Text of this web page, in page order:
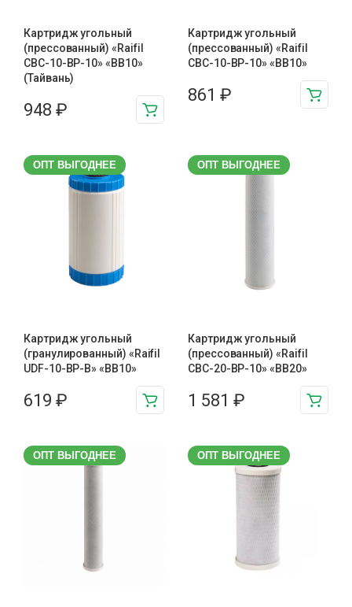
Картридж угольный
(прессованный) «Raifil
CBC-10-BP-10» «BB10»
(Тайвань)
948 ₽
Картридж угольный
(прессованный) «Raifil
CBC-10-BP-10» «BB10»
861 ₽
ОПТ ВЫГОДНЕЕ
Картридж угольный
(гранулированный) «Raifil
UDF-10-BP-B» «BB10»
619 ₽
ОПТ ВЫГОДНЕЕ
Картридж угольный
(прессованный) «Raifil
CBC-20-BP-10» «BB20»
1 581 ₽
ОПТ ВЫГОДНЕЕ ОПТ ВЫГОДНЕЕ